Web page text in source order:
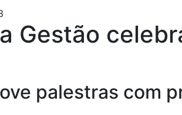
Gestão
palestras com